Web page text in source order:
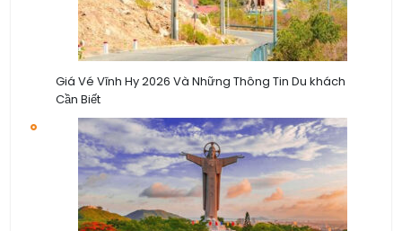
Giá Vé Vĩnh Hy 2026 Và Những Thông Tin Du khách
Cần Biết